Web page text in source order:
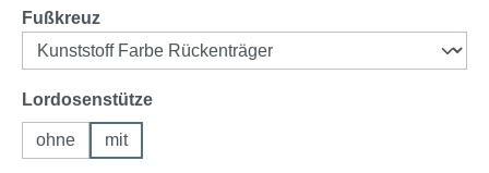
Fußkreuz
Lordosenstützeauswählen
ohne mit